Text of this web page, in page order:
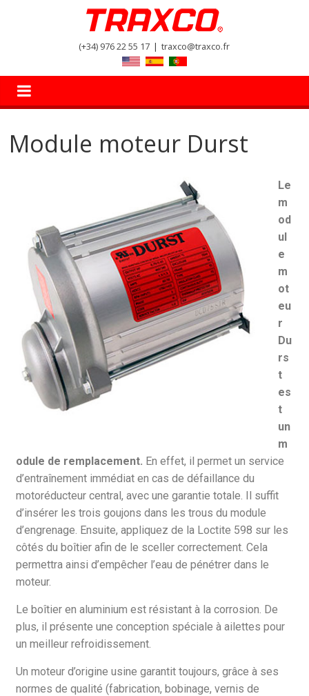
(+34) 976 22 55 17 | traxco@traxco.fr
Module moteur Durst
Le
m
od
ul
e
m
ot
eu
r
Du
rs
t
es
t
un
m
odule de remplacement. En effet, il permet un service
d’entraînement immédiat en cas de défaillance du
motoréducteur central, avec une garantie totale. Il suffit
d’insérer les trois goujons dans les trous du module
d’engrenage. Ensuite, appliquez de la Loctite 598 sur les
côtés du boîtier afin de le sceller correctement. Cela
permettra ainsi d’empêcher l’eau de pénétrer dans le
moteur.
Le boîtier en aluminium est résistant à la corrosion. De
plus, il présente une conception spéciale à ailettes pour
un meilleur refroidissement.
Un moteur d’origine usine garantit toujours, grâce à ses
normes de qualité (fabrication, bobinage, vernis de